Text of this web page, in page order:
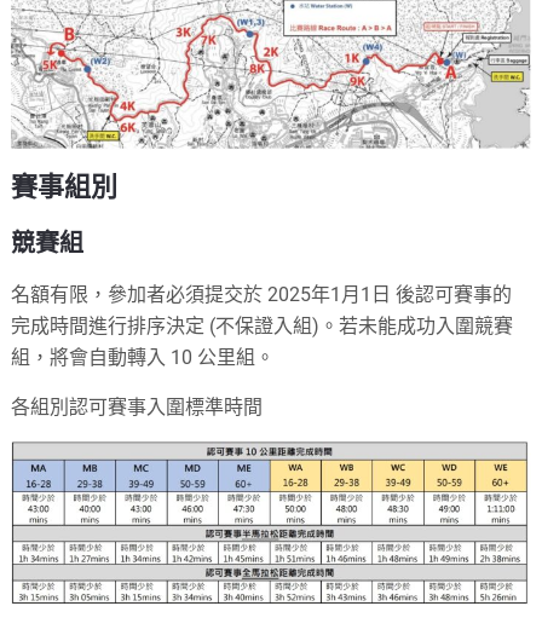
賽事組別
競賽組
名額有限，參加者必須提交於 2025年1月1日 後認可賽事的
完成時間進行排序決定 (不保證入組)。若未能成功入圍競賽
組，將會自動轉入 10 公里組。
各組別認可賽事入圍標準時間